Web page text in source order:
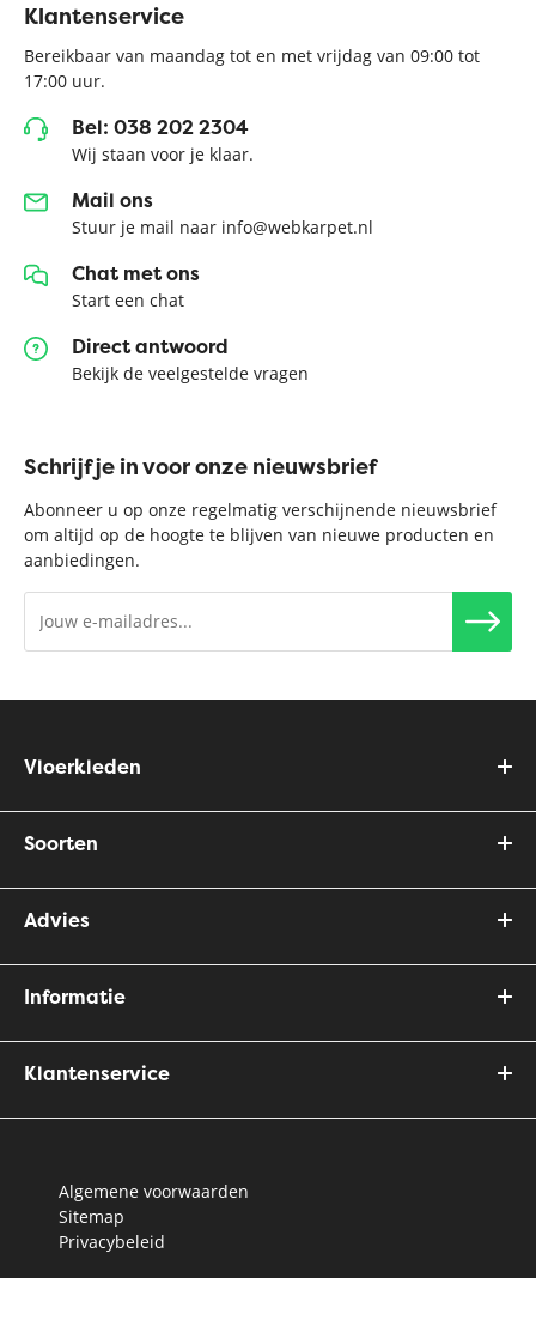
Klantenservice
Bereikbaar van maandag tot en met vrijdag van 09:00 tot
17:00 uur.
Bel: 038 202 2304
Wij staan voor je klaar.
Mail ons
Stuur je mail naar info@webkarpet.nl
Chat met ons
Start een chat
Direct antwoord
Bekijk de veelgestelde vragen
Schrijf je in voor onze nieuwsbrief
Abonneer u op onze regelmatig verschijnende nieuwsbrief
om altijd op de hoogte te blijven van nieuwe producten en
aanbiedingen.
Vloerkleden
Soorten
Advies
Informatie
Klantenservice
Algemene voorwaarden
Sitemap
Privacybeleid